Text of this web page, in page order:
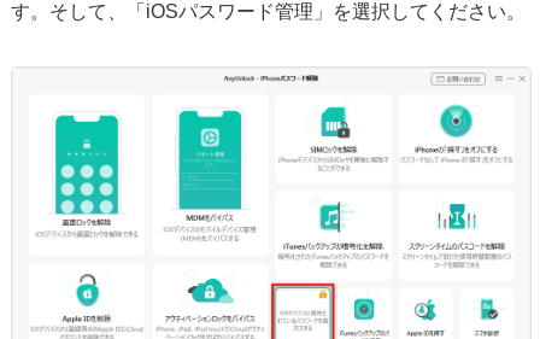
す。そして、「iOSパスワード管理」を選択してください。